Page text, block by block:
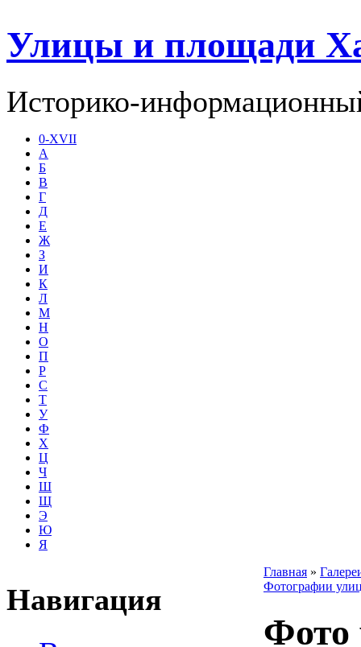
Улицы и площади
Историко-
0-XVII
А
Б
В
Г
Д
Е
Ж
З
И
К
Л
М
Н
О
П
Р
С
Т
У
Ф
Х
Ц
Ч
Ш
Щ
Э
Ю
Я
Навигация
Главная »
Фотографии
Фото